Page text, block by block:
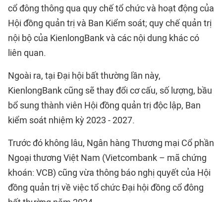
cổ đông thông qua quy chế tổ chức và hoạt động của
Hội đồng quản trị và Ban Kiểm soát; quy chế quản trị
nội bộ của KienlongBank và các nội dung khác có
liên quan.
Ngoài ra, tại Đại hội bất thường lần này,
KienlongBank cũng sẽ thay đổi cơ cấu, số lượng, bầu
bổ sung thành viên Hội đồng quản trị độc lập, Ban
kiểm soát nhiệm kỳ 2023 - 2027.
Trước đó không lâu, Ngân hàng Thương mại Cổ phần
Ngoại thương Việt Nam (Vietcombank – mã chứng
khoán: VCB) cũng vừa thông báo nghị quyết của Hội
đồng quản trị về việc tổ chức Đại hội đồng cổ đông